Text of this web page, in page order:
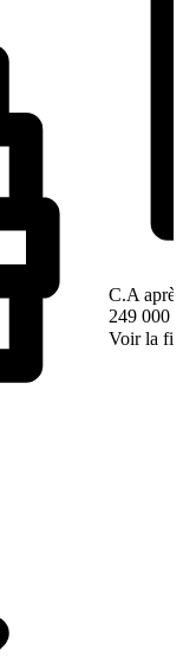
C.A
249 000 €
Voir la